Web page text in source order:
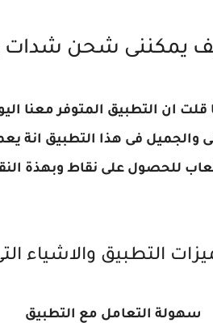
يمكننى شحن شدات
قلت ان التطبيق المتوفر
والجميل فى هذا التطبيق انة
للحصول على نقاط وبهذة
التطبيق والاشياء
سهولة التعامل مع التطبيق